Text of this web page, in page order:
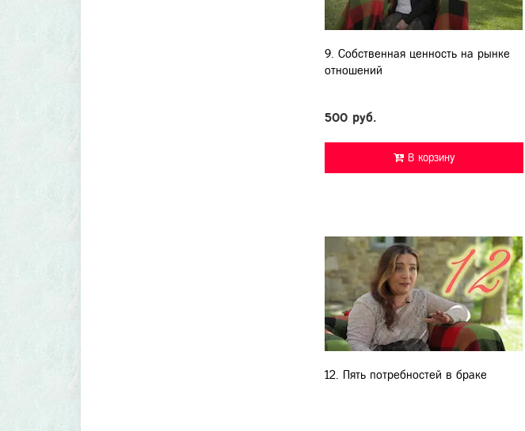
9. Собственная ценность на рынке
отношений
500 руб.
В корзину
12. Пять потребностей в браке